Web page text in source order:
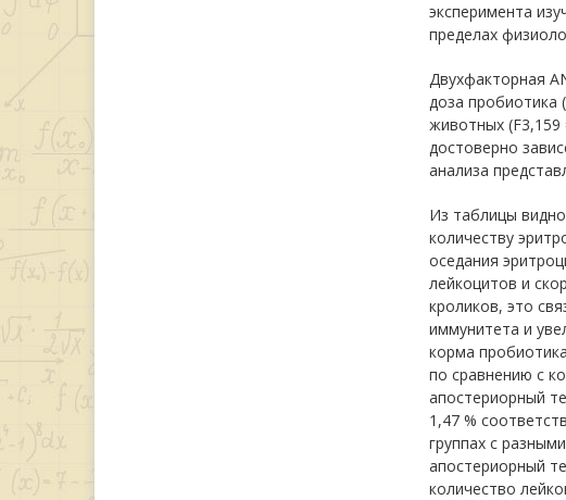
эксперимента
пределах
Двухфакторная A
доза пробиотика (
животных (F3,159
достоверно
анализа
Из таблицы
количеству
оседания
лейкоцитов и
кроликов, это
иммунитета и
корма
по сравнению с
апостериорный
1,47 %
группах с
апостериорный
количество